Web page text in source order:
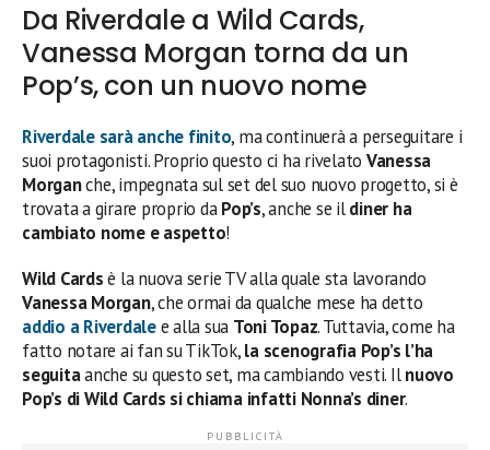
Da Riverdale a Wild Cards,
Vanessa Morgan torna da un
Pop’s, con un nuovo nome
Riverdale sarà anche finito, ma continuerà a perseguitare i
suoi protagonisti. Proprio questo ci ha rivelato Vanessa
Morganche, impegnata sul set del suo nuovo progetto, si è
trovata a girare proprio daPop’s, anche se ildiner ha
cambiato nome e aspetto!
Wild Cardsè la nuova serie TV alla quale sta lavorando
Vanessa Morgan, che ormai da qualche mese ha detto
addio aRiverdalee alla sua Toni Topaz. Tuttavia, come ha
fatto notare ai fan su TikTok,la scenografia Pop’s l’ha
seguitaanche su questo set, ma cambiando vesti. Ilnuovo
Pop’s di Wild Cards si chiama infatti Nonna’s diner.